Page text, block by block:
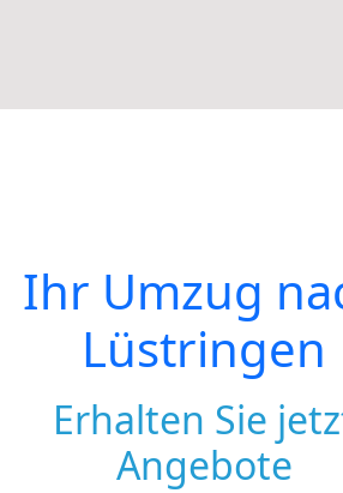
Ihr Umzug
Lüstringen
Erhalten Sie
Angebote